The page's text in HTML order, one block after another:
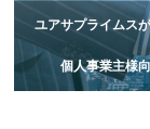
ユアサプライムス
個人事業主様